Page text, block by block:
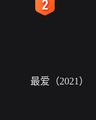
最爱（2021）